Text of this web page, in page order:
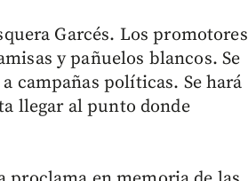
Garcés. Los promotores
y pañuelos blancos. Se
campañas políticas. Se hará
llegar al punto donde